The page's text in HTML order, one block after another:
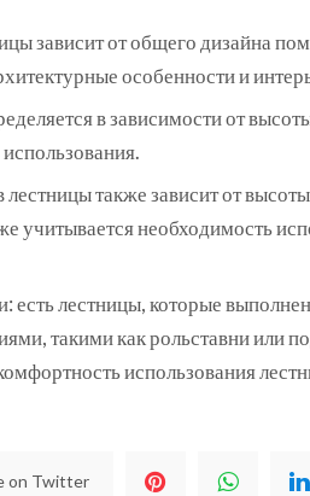
зависит от общего дизайна
особенности и
в зависимости от
также зависит от
учитывается необходимость
есть лестницы, которые
такими как рольставни или
использования
on Twitter